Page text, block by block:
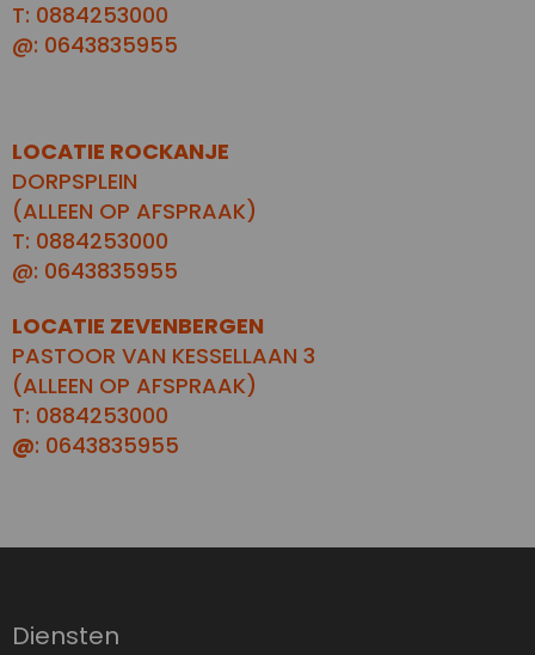
T: 0884253000
@: 0643835955
LOCATIE ROCKANJE
DORPSPLEIN
(ALLEEN OP AFSPRAAK)
T: 0884253000
@: 0643835955
LOCATIE ZEVENBERGEN
PASTOOR VAN KESSELLAAN 3
(ALLEEN OP AFSPRAAK)
T: 0884253000
@: 0643835955
Diensten